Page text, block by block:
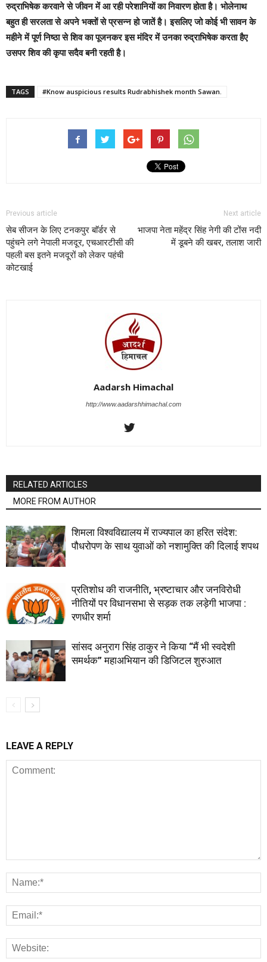
रुद्राभिषेक करवाने से जीवन में आ रही परेशानियों का निवारण होता है। भोलेनाथ
बहुत ही सरलता से अपने भक्तों से प्रसन्न हो जातें है। इसलिए जो कोई भी सावन के
महीने में पूर्ण निष्ठा से शिव का पूजनकर इस मंदिर में उनका रुद्राभिषेक करता हैए
उसपर शिव की कृपा सदैव बनी रहती है।
TAGS #Know auspicious results Rudrabhishek month Sawan.
Previous article
सेब सीजन के लिए टनकपुर बाॅर्डर से
पहुंचने लगे नेपाली मजदूर, एचआरटीसी की
पहली बस इतने मजदूरों को लेकर पहंची
कोटखाई
Next article
भाजपा नेता महेंद्र सिंह नेगी की टोंस नदी
में डूबने की खबर, तलाश जारी
Aadarsh Himachal
http://www.aadarshhimachal.com
RELATED ARTICLES
MORE FROM AUTHOR
शिमला विश्वविद्यालय में राज्यपाल का हरित संदेश:
पौधरोपण के साथ युवाओं को नशामुक्ति की दिलाई शपथ
प्रतिशोध की राजनीति, भ्रष्टाचार और जनविरोधी
नीतियों पर विधानसभा से सड़क तक लड़ेगी भाजपा :
रणधीर शर्मा
सांसद अनुराग सिंह ठाकुर ने किया “मैं भी स्वदेशी
समर्थक” महाअभियान की डिजिटल शुरुआत
LEAVE A REPLY